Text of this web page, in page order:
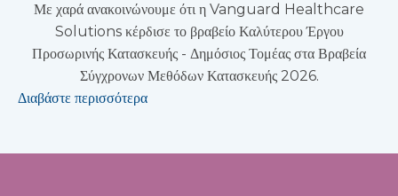
Με χαρά ανακοινώνουμε ότι η Vanguard Healthcare
Solutions κέρδισε το βραβείο Καλύτερου Έργου
Προσωρινής Κατασκευής - Δημόσιος Τομέας στα Βραβεία
Σύγχρονων Μεθόδων Κατασκευής 2026.
Διαβάστε περισσότερα